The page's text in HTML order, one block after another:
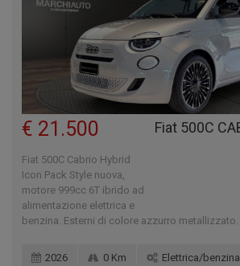
€ 21.500
Fiat 500C Cabrio Hybrid
Icon Pack Style nuova,
motore 999cc 6T ibrido ad
alimentazione elettrica e
benzina. Esterni di colore azzurro metallizzato.
2026 0 Km Elettrica/benzina